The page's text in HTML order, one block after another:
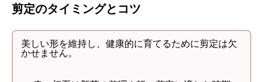
剪定のタイミングとコツ
美しい形を維持し、健康的に育てるために剪定は欠
かせません。